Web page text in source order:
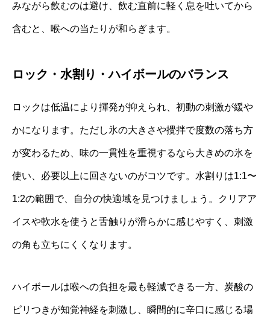
みながら飲むのは避け、飲む直前に軽く息を吐いてから
含むと、喉への当たりが和らぎます。
ロック・水割り・ハイボールのバランス
ロックは低温により揮発が抑えられ、初動の刺激が緩や
かになります。ただし氷の大きさや攪拌で度数の落ち方
が変わるため、味の一貫性を重視するなら大きめの氷を
使い、必要以上に回さないのがコツです。水割りは1:1〜
1:2の範囲で、自分の快適域を見つけましょう。クリアア
イスや軟水を使うと舌触りが滑らかに感じやすく、刺激
の角も立ちにくくなります。
ハイボールは喉への負担を最も軽減できる一方、炭酸の
ピリつきが知覚神経を刺激し、瞬間的に辛口に感じる場